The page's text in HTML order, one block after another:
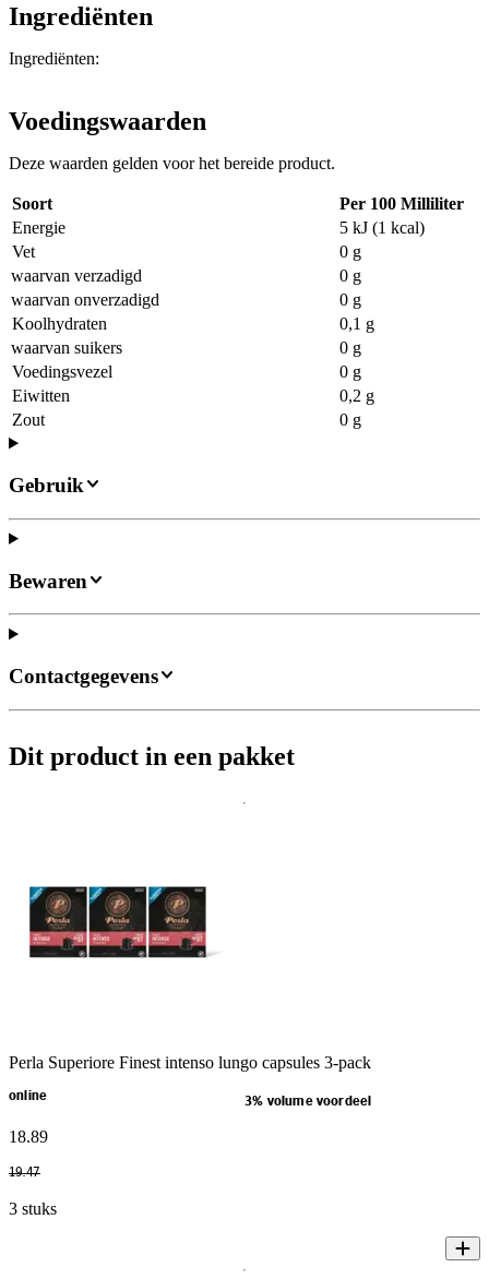
Ingrediënten
Ingrediënten:
Voedingswaarden
Deze waarden gelden voor het bereide product.
Soort
Per 100 Milliliter
Energie
5 kJ (1 kcal)
Vet
0 g
waarvan verzadigd
0 g
waarvan onverzadigd
0 g
Koolhydraten
0,1 g
waarvan suikers
0 g
Voedingsvezel
0 g
Eiwitten
0,2 g
Zout
0 g
Gebruik
Bewaren
Contactgegevens
Dit product in een pakket
Perla Superiore Finest intenso lungo capsules 3-pack
online 3% volume voordeel
18.89
19.47
3 stuks